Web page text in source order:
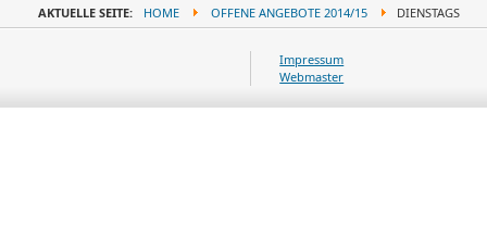
AKTUELLE SEITE: HOME OFFENE ANGEBOTE 2014/15 DIENSTAGS
Impressum
Webmaster